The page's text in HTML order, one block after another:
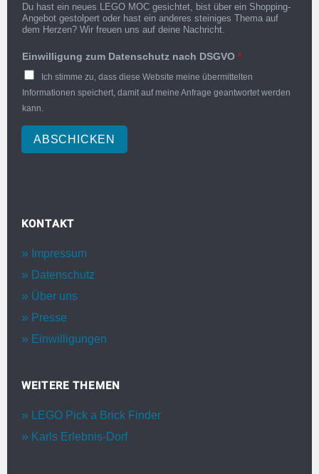
Du hast ein neues LEGO MOC gesichtet, bist über ein Shopping-
Angebot gestolpert oder hast ein anderes steiniges Thema auf
dem Herzen? Wir freuen uns auf deine Nachricht.
Einwilligung zum Datenschutz nach DSGVO *
Ich stimme zu, dass diese Website meine übermittelten
Informationen speichert, damit auf meine Anfrage geantwortet werden
kann.
ABSCHICKEN
KONTAKT
Impressum
Datenschutz
Über uns
Presse
Einwilligungen
WEITERE THEMEN
LEGO Pick a Brick Finder
Karls Erlebnis-Dorf